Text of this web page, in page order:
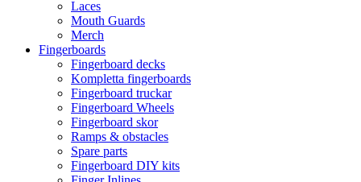
Laces
Mouth Guards
Merch
Fingerboards
Fingerboard decks
Kompletta fingerboards
Fingerboard truckar
Fingerboard Wheels
Fingerboard skor
Ramps & obstacles
Spare parts
Fingerboard DIY kits